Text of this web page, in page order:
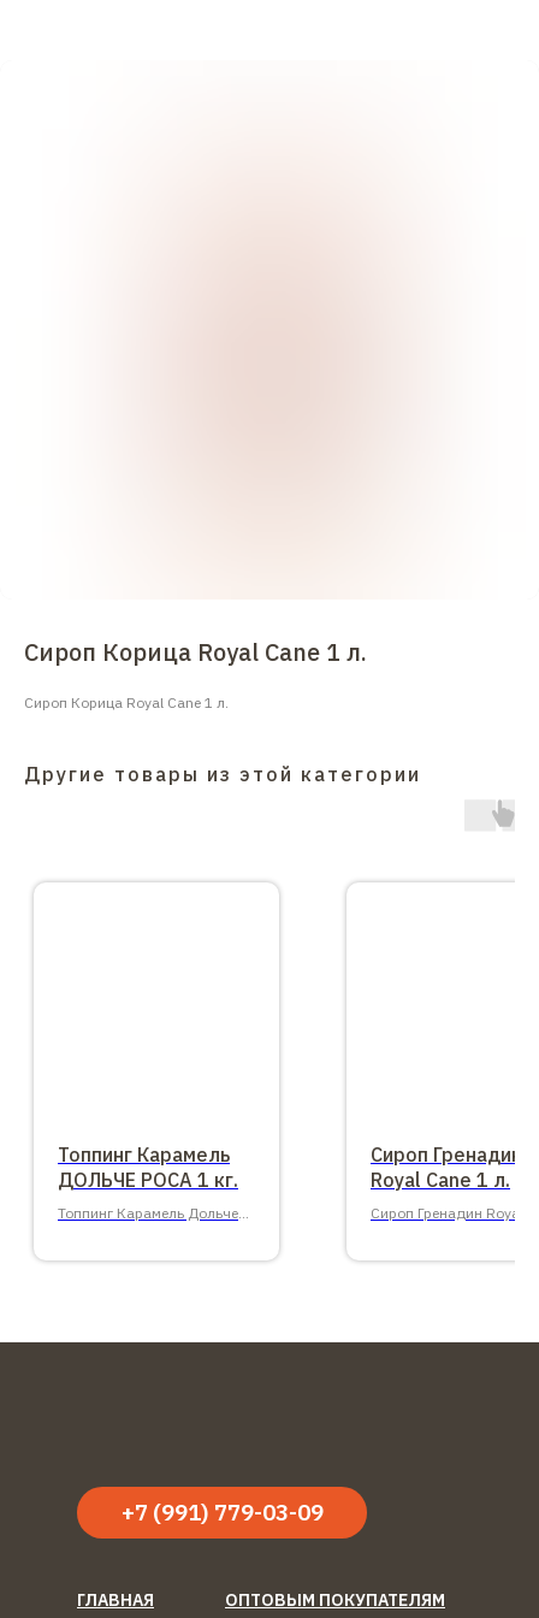
Сироп Корица Royal Cane 1 л.
Сироп Корица Royal Cane 1 л.
Другие товары из этой категории
Топпинг Карамель
ДОЛЬЧЕ РОСА 1 кг.
Топпинг Карамель Дольче
Сироп Гренадин
Royal Cane 1 л.
Сироп Гренадин Royal
ГЛАВНАЯ ОПТОВЫМ ПОКУПАТЕЛЯМ
+7 (991) 779-03-09